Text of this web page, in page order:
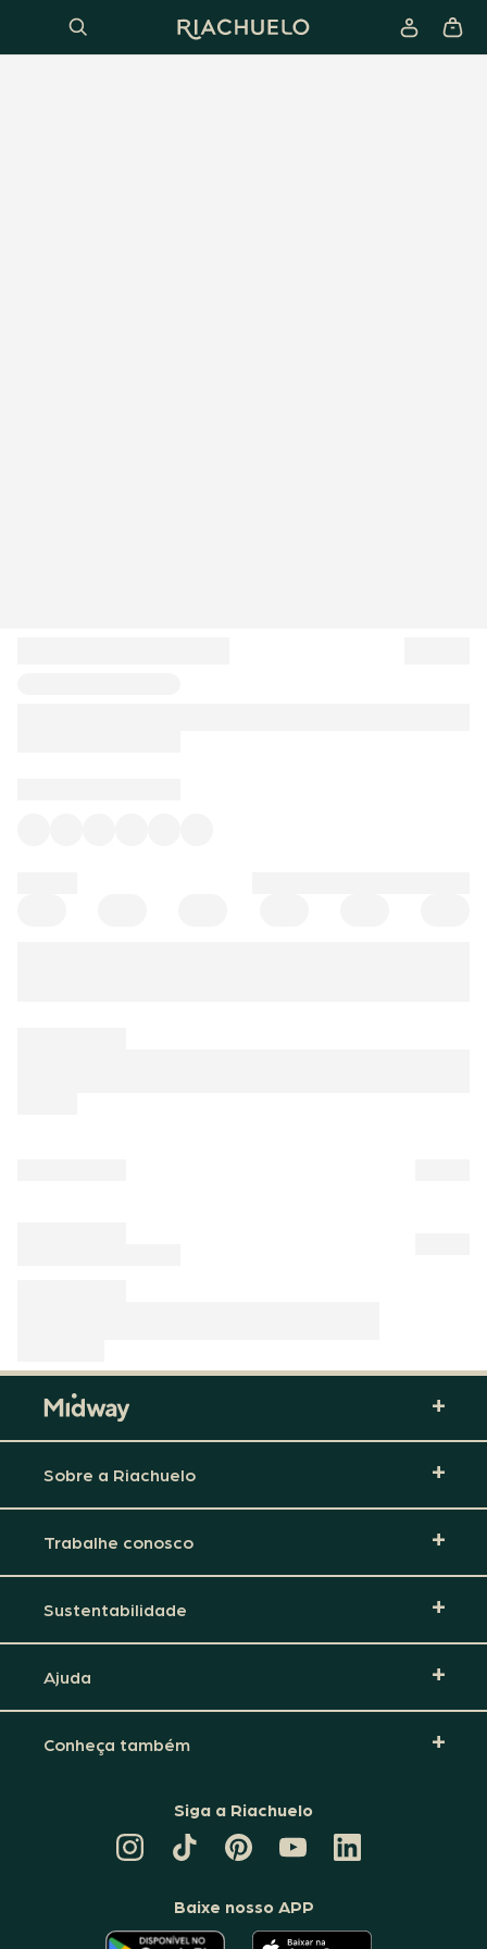
Sobre a Riachuelo
Trabalhe conosco
Sustentabilidade
Ajuda
Conheça também
Siga a Riachuelo
TIKTOK
DA
PINTEREST
DA
CANAL
DA
RIACHUELO
LINKEDIN
DA
Baixe nosso APP
O O